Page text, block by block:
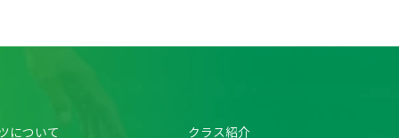
について
クラス紹介